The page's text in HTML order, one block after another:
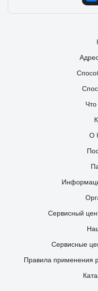
О
Сервисный
Сервисные
Правила применения